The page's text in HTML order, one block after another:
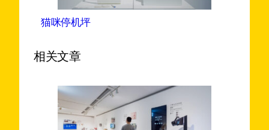
猫咪停机坪
相关文章